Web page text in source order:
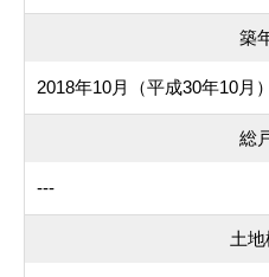
築
2018年10月（平成30年10月）
総
---
土地